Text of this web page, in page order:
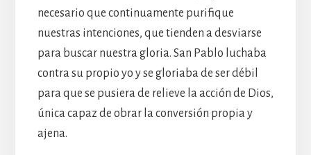
necesario que continuamente purifique
nuestras intenciones, que tienden a desviarse
para buscar nuestra gloria. San Pablo luchaba
contra su propio yo y se gloriaba de ser débil
para que se pusiera de relieve la acción de Dios,
única capaz de obrar la conversión propia y
ajena.